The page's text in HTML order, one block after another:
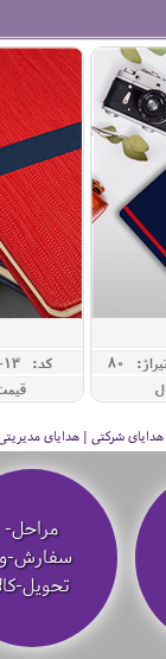
80
کد: PA-13
قیمت:
| هدایای شرکتی | هدایای
مراحل-
سفارش-
تحویل-